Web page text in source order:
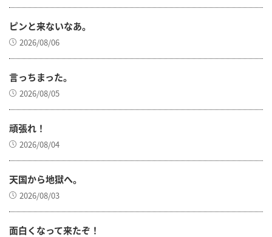
ピンと来ないなあ。
2026/08/06
言っちまった。
2026/08/05
頑張れ！
2026/08/04
天国から地獄へ。
2026/08/03
面白くなって来たぞ！